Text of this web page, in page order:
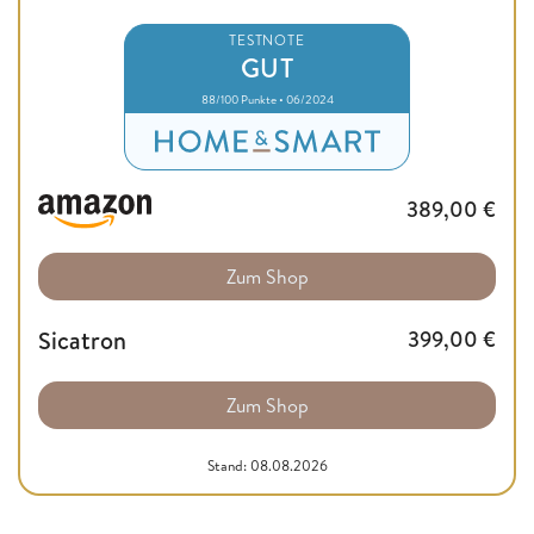
TESTNOTE
GUT
88/100 Punkte • 06/2024
389,00 €
Zum Shop
Sicatron 399,00 €
Zum Shop
Stand: 08.08.2026